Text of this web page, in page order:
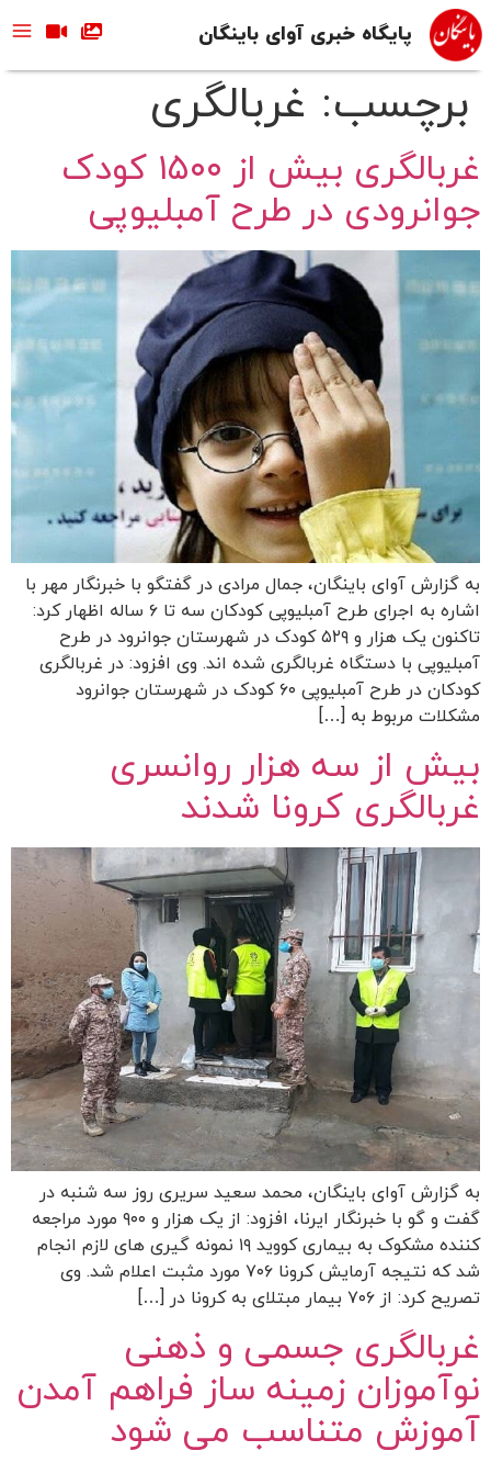
پایگاه خبری آوای باینگان
برچسب: غربالگری
غربالگری بیش از ۱۵۰۰ کودک
جوانرودی در طرح آمبلیوپی
به گزارش آوای باینگان، جمال مرادی در گفتگو با خبرنگار مهر با
اشاره به اجرای طرح آمبلیوپی کودکان سه تا ۶ ساله اظهار کرد:
تاکنون یک هزار و ۵۲۹ کودک در شهرستان جوانرود در طرح
آمبلیوپی با دستگاه غربالگری شده اند. وی افزود: در غربالگری
کودکان در طرح آمبلیوپی ۶۰ کودک در شهرستان جوانرود
مشکلات مربوط به […]
بیش از سه هزار روانسری
غربالگری کرونا شدند
به گزارش آوای باینگان، محمد سعید سریری روز سه شنبه در
گفت و گو با خبرنگار ایرنا، افزود: از یک هزار و ۹۰۰ مورد مراجعه
کننده مشکوک به بیماری کووید ۱۹ نمونه گیری های لازم انجام
شد که نتیجه آرمایش کرونا ۷۰۶ مورد مثبت اعلام شد. وی
تصریح کرد: از ۷۰۶ بیمار مبتلای به کرونا در […]
غربالگری جسمی و ذهنی
نوآموزان زمینه ساز فراهم آمدن
آموزش متناسب می شود